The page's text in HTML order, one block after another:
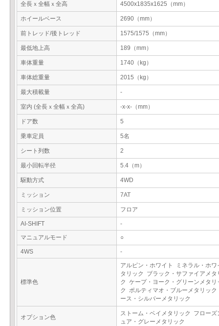
全長ｘ全幅ｘ全高 4500x1835x1625（mm）
ホイールベース 2690（mm）
前トレッド/後トレッド 1575/1575（mm）
最低地上高 189（mm）
車体重量 1740（kg）
車体総重量 2015（kg）
最大積載量 -
室内 (全長ｘ全幅ｘ全高) -x-x-（mm）
ドア数 5
乗車定員 5名
シート列数 2
最小回転半径 5.4（m）
駆動方式 4WD
ミッション 7AT
ミッション位置 フロア
AI-SHIFT
-
マニュアルモード
○
4WS -
標準色
アルピン・ホワイト ミネラル・ホワ
タリック ブラック・サファイアメタ
ク ケープ・ヨーク・グリーンメタリ
ク ポルティマオ・ブルーメタリッ
ース・シルバーメタリック
オプション色
ストーム・ベイメタリック フローズ
ュア・グレーメタリック